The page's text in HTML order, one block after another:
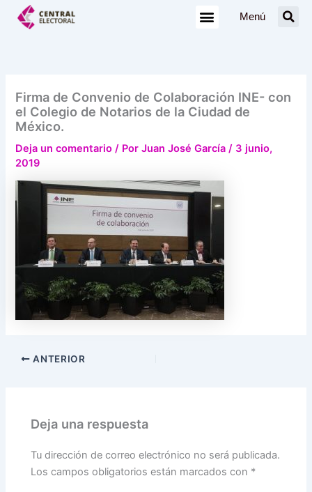
Menú
Firma de Convenio de Colaboración INE- con
el Colegio de Notarios de la Ciudad de
México.
Deja un comentario / PorJuan José García/ 3 junio,
2019
ANTERIOR
Deja una respuesta
Tu dirección de correo electrónico no será publicada.
Los campos obligatorios están marcados con *